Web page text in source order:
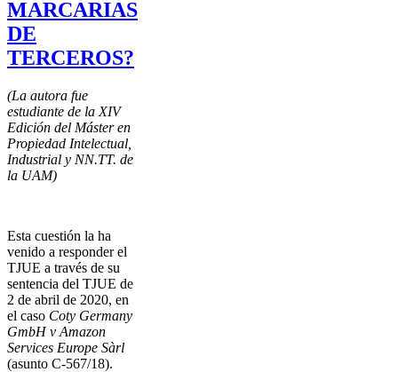
MARCARIAS
DE
TERCEROS?
(La autora fue
estudiante de la XIV
Edición del Máster en
Propiedad Intelectual,
Industrial y NN.TT. de
la UAM)
Esta cuestión la ha
venido a responder el
TJUE a través de su
sentencia del TJUE de
2 de abril de 2020, en
el caso Coty Germany
GmbH v Amazon
Services Europe Sàrl
(asunto C-567/18).